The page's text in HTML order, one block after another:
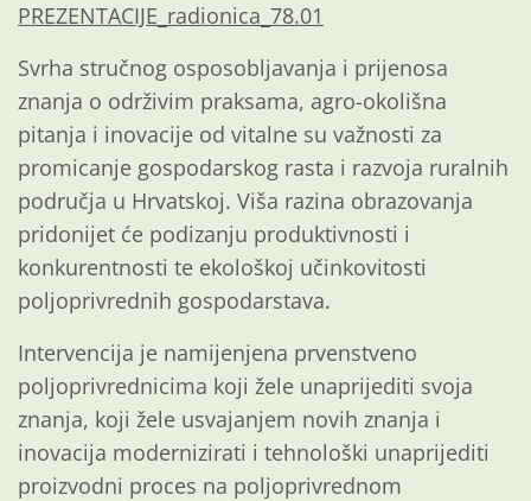
PREZENTACIJE_radionica_78.01
Svrha stručnog osposobljavanja i prijenosa
znanja o održivim praksama, agro-okolišna
pitanja i inovacije od vitalne su važnosti za
promicanje gospodarskog rasta i razvoja ruralnih
područja u Hrvatskoj. Viša razina obrazovanja
pridonijet će podizanju produktivnosti i
konkurentnosti te ekološkoj učinkovitosti
poljoprivrednih gospodarstava.
Intervencija je namijenjena prvenstveno
poljoprivrednicima koji žele unaprijediti svoja
znanja, koji žele usvajanjem novih znanja i
inovacija modernizirati i tehnološki unaprijediti
proizvodni proces na poljoprivrednom